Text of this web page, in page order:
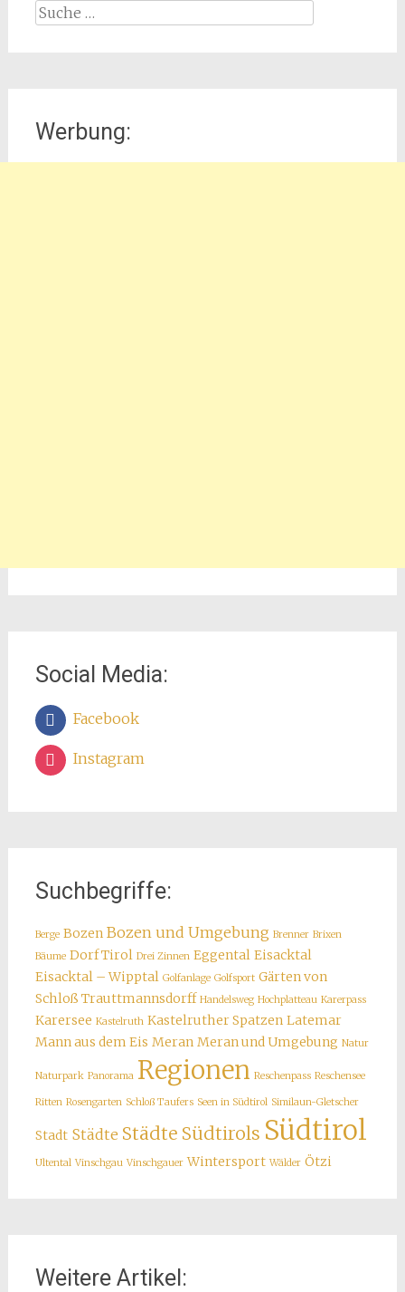
Suche
Werbung:
Social Media:
Facebook
Instagram
Suchbegriffe:
Berge Bozen Bozen und Umgebung Brenner Brixen
Bäume Dorf Tirol Drei Zinnen Eggental Eisacktal
Eisacktal – Wipptal Golfanlage Golfsport Gärten von
Schloß Trauttmannsdorff Handelsweg Hochplatteau Karerpass
Karersee Kastelruth Kastelruther Spatzen Latemar
Mann aus dem Eis Meran Meran und Umgebung Natur
Naturpark Panorama Regionen Reschenpass Reschensee
Ritten Rosengarten Schloß Taufers Seen in Südtirol Similaun-Gletscher
Stadt Städte Städte Südtirols Südtirol
Ultental Vinschgau Vinschgauer Wintersport Wälder Ötzi
Weitere Artikel: